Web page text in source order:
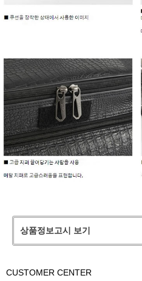
상품정보고시 보기
CUSTOMER CENTER